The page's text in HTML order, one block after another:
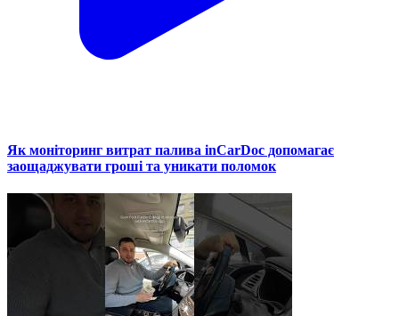
Як моніторинг витрат палива inCarDoc допомагає
заощаджувати гроші та уникати поломок